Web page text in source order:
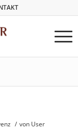
/ von User